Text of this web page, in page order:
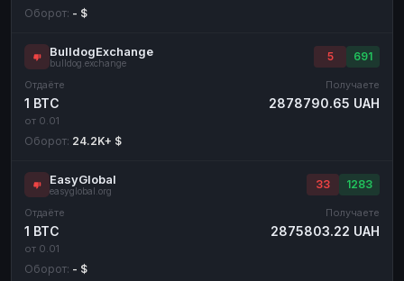
Оборот: - $
BulldogExchange
bulldog.exchange
5 691
Отдаёте
1 BTC
от 0.01
Получаете
2878790.65 UAH
Оборот: 24.2K+ $
EasyGlobal
easyglobal.org
33 1283
Отдаёте
1 BTC
от 0.01
Получаете
2875803.22 UAH
Оборот: - $